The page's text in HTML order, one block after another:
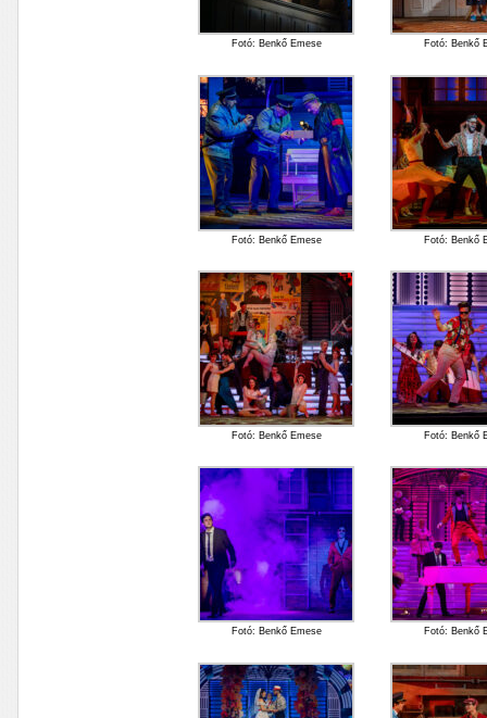
Fotó: Benkő Emese Fotó: Benkő
Fotó: Benkő Emese Fotó: Benkő
Fotó: Benkő Emese Fotó: Benkő
Fotó: Benkő Emese Fotó: Benkő